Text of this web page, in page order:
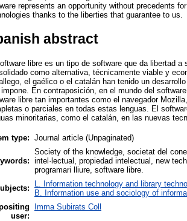
represents an opportunity without precedents
thanks to the liberties that guarantee to us.
abstract
libre es un tipo de software que da libertad
como alternativa, técnicamente viable y
el gaélico o el catalán han tenido un
En contraposición, en el mundo del
libre tan importantes como el navegador
o parciales en todas estas lenguas. El
minoritarias, como el catalán, en las nuevas
type: Journal article (Unpaginated)
Society of the knowledge, societat del
intel·lectual, propiedad intelectual, new
programari lliure, software libre.
L. Information technology and library
B. Information use and sociology of
user:
Imma Subirats Coll